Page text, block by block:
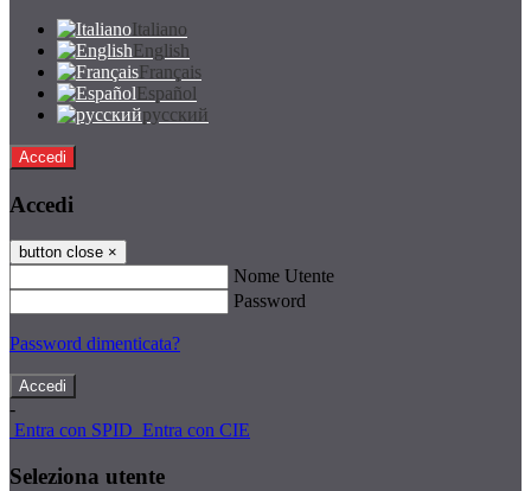
Italiano
English
Français
Español
русский
Accedi
Accedi
button close ×
Nome Utente
Password
Password dimenticata?
-
Entra con SPID Entra con CIE
Seleziona utente